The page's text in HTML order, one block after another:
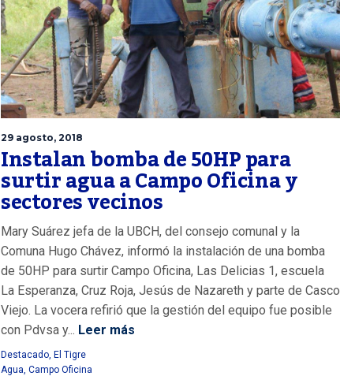
29 agosto, 2018
Instalan bomba de 50HP para
surtir agua a Campo Oficina y
sectores vecinos
Mary Suárez jefa de la UBCH, del consejo comunal y la
Comuna Hugo Chávez, informó la instalación de una bomba
de 50HP para surtir Campo Oficina, Las Delicias 1, escuela
La Esperanza, Cruz Roja, Jesús de Nazareth y parte de Casco
Viejo. La vocera refirió que la gestión del equipo fue posible
con Pdvsa y... Leer más
Destacado El Tigre
Agua Campo Oficina